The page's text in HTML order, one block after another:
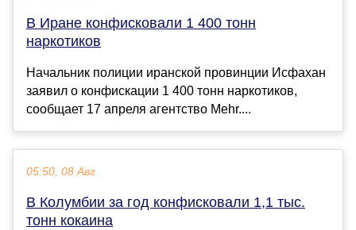
В Иране конфисковали 1 400 тонн
наркотиков
Начальник полиции иранской провинции Исфахан
заявил о конфискации 1 400 тонн наркотиков,
сообщает 17 апреля агентство Mehr....
05:50, 08 Авг
В Колумбии за год конфисковали 1,1 тыс.
тонн кокаина